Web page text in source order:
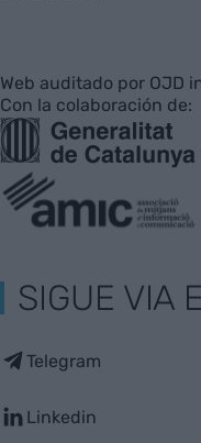
Web auditado por OJD
Con la colaboración de:
SIGUE VIA
Telegram
Linkedin